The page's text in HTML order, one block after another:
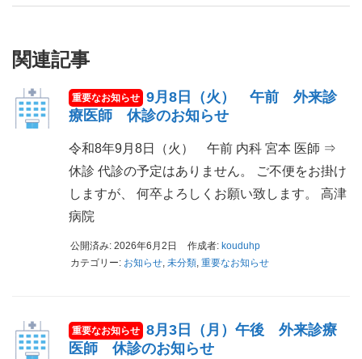
関連記事
9月8日（火） 午前 外来診
療医師 休診のお知らせ
令和8年9月8日（火） 午前 内科 宮本 医師 ⇒
休診 代診の予定はありません。 ご不便をお掛け
しますが、 何卒よろしくお願い致します。 高津
病院
公開済み: 2026年6月2日 作成者: kouduhp
カテゴリー: お知らせ ,未分類 ,重要なお知らせ
8月3日（月）午後 外来診療
医師 休診のお知らせ